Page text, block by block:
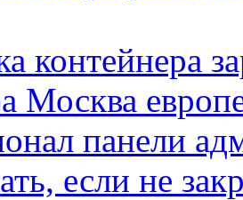
контейнера
Москва
панели
если не